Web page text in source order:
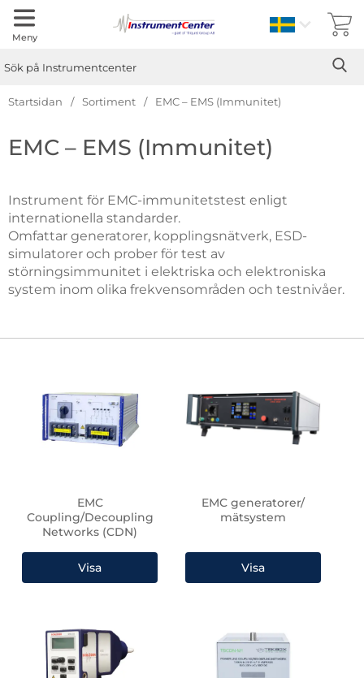
Meny Sverige
Startsidan Sortiment EMC – EMS (Immunitet)
till
EMC – EMS (Immunitet)
Instrument för EMC-immunitetstest enligt
internationella standarder.
Omfattar generatorer, kopplingsnätverk, ESD-
simulatorer och prober för test av
störningsimmunitet i elektriska och elektroniska
system inom olika frekvensområden och testnivåer.
EMC
Coupling/Decoupling
Networks (CDN)
EMC generatorer/
mätsystem